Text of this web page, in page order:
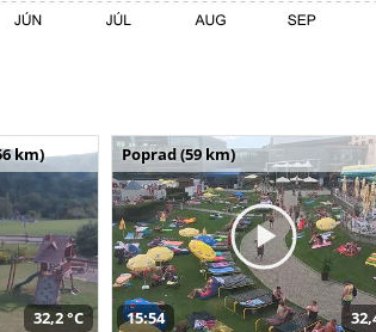
km)
32,2 °C
Poprad (59 km)
15:54